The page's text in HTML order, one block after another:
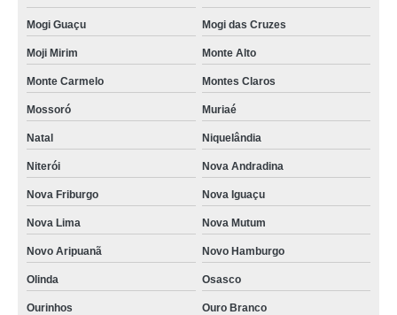
Mogi Guaçu Mogi das Cruzes
Moji Mirim Monte Alto
Monte Carmelo Montes Claros
Mossoró Muriaé
Natal Niquelândia
Niterói Nova Andradina
Nova Friburgo Nova Iguaçu
Nova Lima Nova Mutum
Novo Aripuanã Novo Hamburgo
Olinda Osasco
Ourinhos Ouro Branco